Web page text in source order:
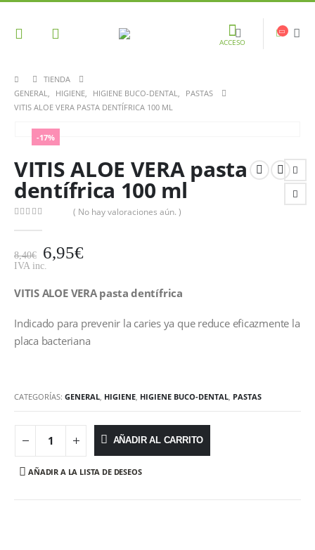
ACCESO
TIENDA
GENERAL, HIGIENE, HIGIENE BUCO-DENTAL,
PASTAS
VITIS ALOE VERA PASTA DENTÍFRICA 100 ML
-17%
VITIS ALOE VERA pasta
dentífrica 100 ml
( No hay valoraciones aún. )
8,40€ 6,95€
IVA inc.
VITIS ALOE VERA pasta dentífrica
Indicado para prevenir la caries ya que reduce eficazmente la
placa bacteriana
CATEGORÍAS: GENERAL, HIGIENE, HIGIENE BUCO-DENTAL, PASTAS
AÑADIR AL CARRITO
AÑADIR A LA LISTA DE DESEOS